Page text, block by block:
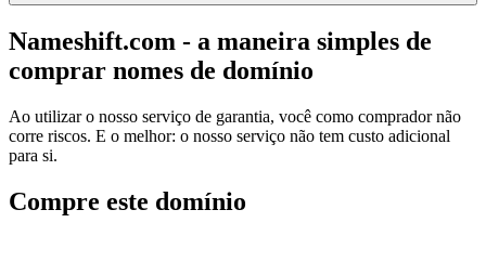
Nameshift.com - a maneira simples de
comprar nomes de domínio
Ao utilizar o nosso serviço de garantia, você como comprador não
corre riscos. E o melhor: o nosso serviço não tem custo adicional
para si.
Compre este domínio